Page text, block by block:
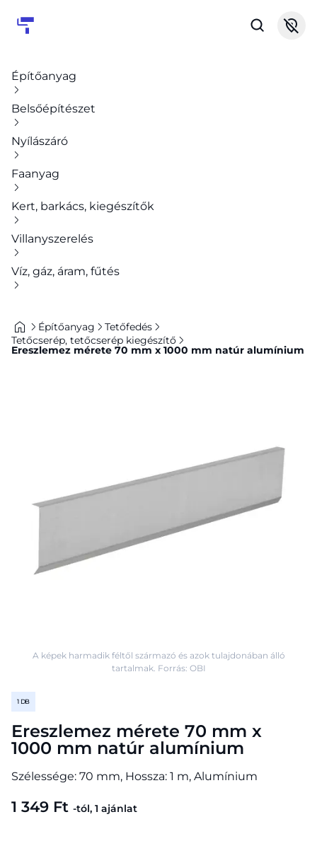
Építőanyag
Belsőépítészet
Nyílászáró
Faanyag
Kert, barkács, kiegészítők
Villanyszerelés
Víz, gáz, áram, fűtés
Építőanyag
Tetőfedés
Tetőcserép, tetőcserép kiegészítő
Ereszlemez mérete 70 mm x 1000 mm natúr alumínium
1 DB
Ereszlemez mérete 70 mm x
1000 mm natúr alumínium
Szélessége: 70 mm, Hossza: 1 m, Alumínium
1 349 Ft -tól, 1 ajánlat
A képek harmadik féltől származó és azok tulajdonában álló
tartalmak. Forrás: OBI